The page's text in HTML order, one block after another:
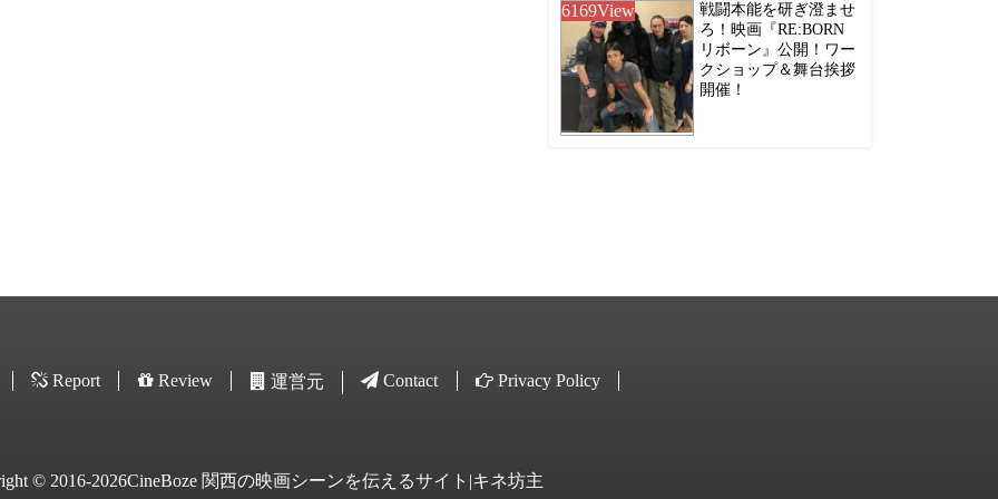
6169View
戦闘本能を研ぎ澄ませ
ろ！映画『RE:BORN
リボーン』公開！ワー
クショップ＆舞台挨拶
開催！
Report Review 運営元 Contact Privacy Policy
© 2016-2026CineBoze 関西の映画シーンを伝えるサイト|キネ坊主